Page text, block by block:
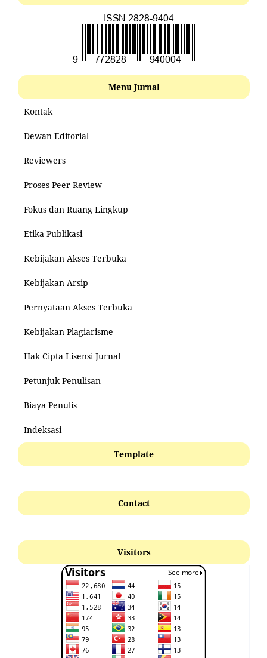
Menu Jurnal
Kontak
Dewan Editorial
Reviewers
Proses Peer Review
Fokus dan Ruang Lingkup
Etika Publikasi
Kebijakan Akses Terbuka
Kebijakan Arsip
Pernyataan Akses Terbuka
Kebijakan Plagiarisme
Hak Cipta Lisensi Jurnal
Petunjuk Penulisan
Biaya Penulis
Indeksasi
Template
Contact
Visitors